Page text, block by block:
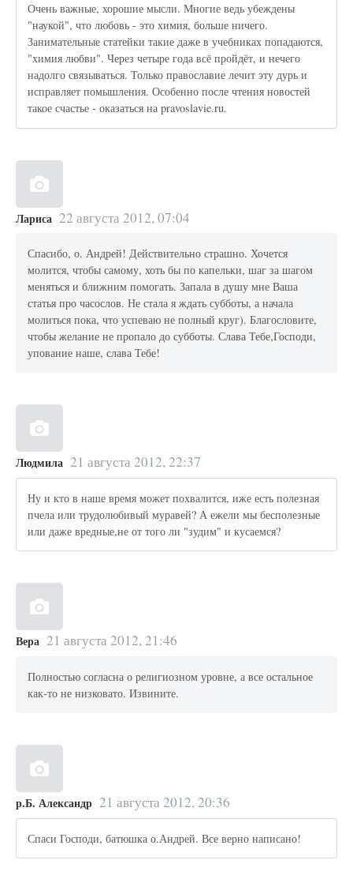
Очень важные, хорошие мысли. Многие ведь убеждены
"наукой", что любовь - это химия, больше ничего.
Занимательные статейки такие даже в учебниках попадаются,
"химия любви". Через четыре года всё пройдёт, и нечего
надолго связываться. Только православие лечит эту дурь и
исправляет помышления. Особенно после чтения новостей
такое счастье - оказаться на pravoslavie.ru.
Лариса 22 августа 2012, 07:04
Спасибо, о. Андрей! Действительно страшно. Хочется
молится, чтобы самому, хоть бы по капельки, шаг за шагом
меняться и ближним помогать. Запала в душу мне Ваша
статья про часослов. Не стала я ждать субботы, а начала
молиться пока, что успеваю не полный круг). Благословите,
чтобы желание не пропало до субботы. Слава Тебе,Господи,
упование наше, слава Тебе!
Людмила 21 августа 2012, 22:37
Ну и кто в наше время может похвалится, иже есть полезная
пчела или трудолюбивый муравей? А ежели мы бесполезные
или даже вредные,не от того ли "зудим" и кусаемся?
Вера 21 августа 2012, 21:46
Полностью согласна о религиозном уровне, а все остальное
как-то не низковато. Извините.
р.Б. Александр 21 августа 2012, 20:36
Спаси Господи, батюшка о.Андрей. Все верно написано!